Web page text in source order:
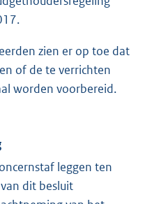
zien er op toe dat
of de te verrichten
worden voorbereid.
leggen ten
dit besluit